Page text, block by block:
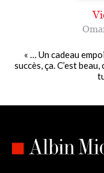
« … Un cadeau
succès, ça. C’est